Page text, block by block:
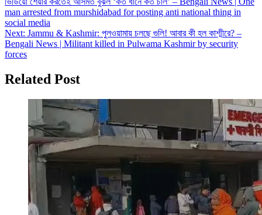
navigation
man arrested from murshidabad for posting anti national thing in
social media
Next: Jammu & Kashmir: পুলওয়ামায় চলছে গুলি! আবার কী হল কাশ্মীরে? –
Bengali News | Militant killed in Pulwama Kashmir by security
forces
Related Post